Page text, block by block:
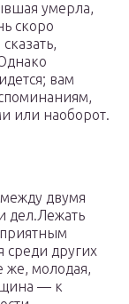
умерла,
скоро
вам
или наоборот.
двумя
дел.Лежать
других
молодая,
— к